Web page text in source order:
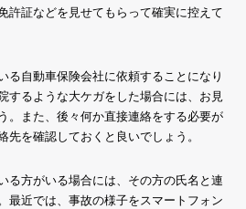
許証などを見せてもらって確実に控えて
る自動車保険会社に依頼することになり
するような大ケガをした場合には、お見
。また、後々何か直接連絡をする必要が
先を確認しておくと良いでしょう。
る方がいる場合には、その方の氏名と連
最近では、事故の様子をスマートフォン